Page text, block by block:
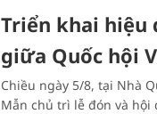
Triển khai hiệu
giữa Quốc hội
Chiều ngày 5/8, tại Nhà
Mẫn chủ trì lễ đón và hội